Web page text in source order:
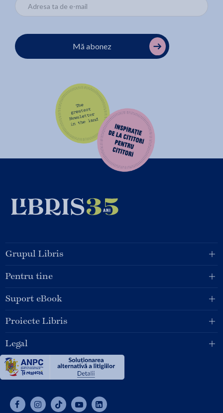
Mă abonez
Grupul Libris
Pentru tine
Suport eBook
Proiecte Libris
Legal